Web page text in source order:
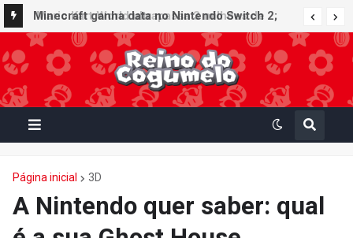
Minecraft ganha data no Nintendo Switch 2;
Super Mario Mash-Up receberá atualização
gráfica exclusiva
Página inicial 3D
A Nintendo quer saber: qual